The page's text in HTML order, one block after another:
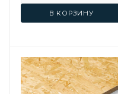
В КОРЗИНУ